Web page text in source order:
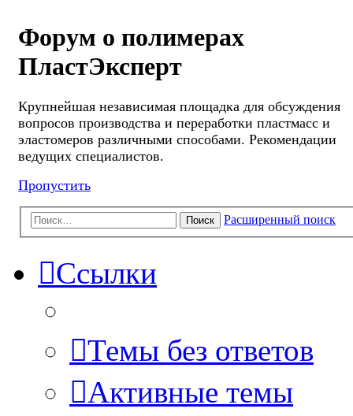
Форум о полимерах
ПластЭксперт
Крупнейшая независимая площадка для обсуждения
вопросов производства и переработки пластмасс и
эластомеров различными способами. Рекомендации
ведущих специалистов.
Пропустить
Поиск Расширенный поиск
Ссылки
Темы без ответов
Активные темы